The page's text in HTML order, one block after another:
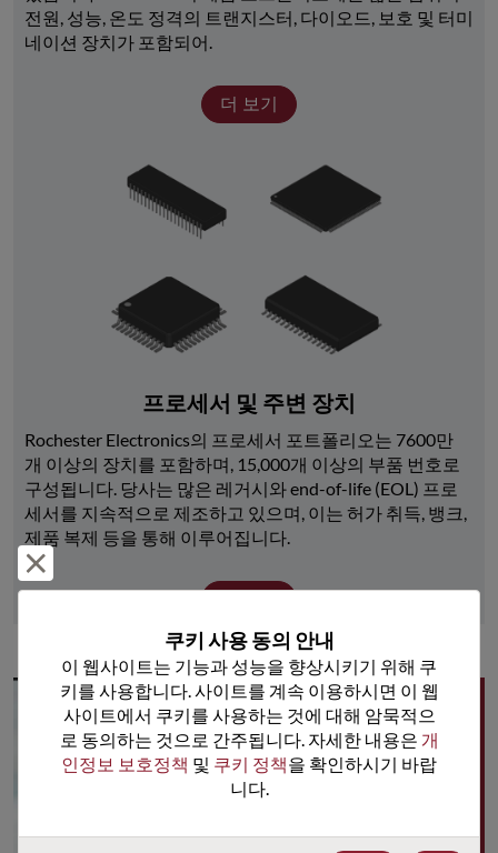
전원, 성능, 온도 정격의 트랜지스터, 다이오드, 보호 및 터미
네이션 장치가 포함되어.
더 보기
프로세서 및 주변 장치
Rochester Electronics의 프로세서 포트폴리오는 7600만
개 이상의 장치를 포함하며, 15,000개 이상의 부품 번호로
구성됩니다. 당사는 많은 레거시와 end-of-life (EOL) 프로
세서를 지속적으로 제조하고 있으며, 이는 허가 취득, 뱅크,
제품 복제 등을 통해 이루어집니다.
더 보기
왜
Rochester
포털 사용
쿠키 사용 동의 안내
이 웹사이트는 기능과 성능을 향상시키기 위해 쿠
키를 사용합니다. 사이트를 계속 이용하시면 이 웹
사이트에서 쿠키를 사용하는 것에 대해 암묵적으
로 동의하는 것으로 간주됩니다. 자세한 내용은 개
인정보 보호정책 및 쿠키 정책을 확인하시기 바랍
니다.